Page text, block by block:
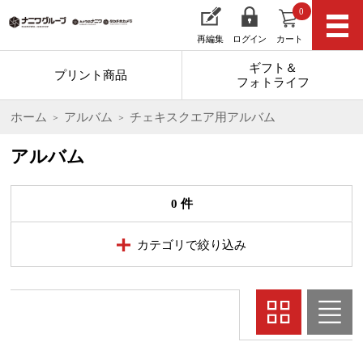
再編集 ログイン カート
0
プリント商品
ギフト＆
フォトライフ
ホーム アルバム チェキスクエア用アルバム
アルバム
0 件
カテゴリで絞り込み